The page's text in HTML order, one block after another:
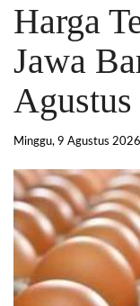
Harga
Jawa
Agustus
Minggu, 9 Agustus 2026